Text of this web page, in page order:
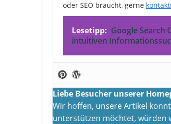
oder SEO braucht, gerne
Lesetipp: Google Search
intuitiven
Liebe Besucher unserer
Wir hoffen, unsere Artikel
unterstützen möchtet, würden